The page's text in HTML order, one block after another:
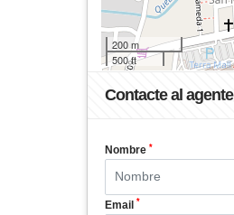
200 m
500 ft
Contacte al agente
Nombre *
Email *